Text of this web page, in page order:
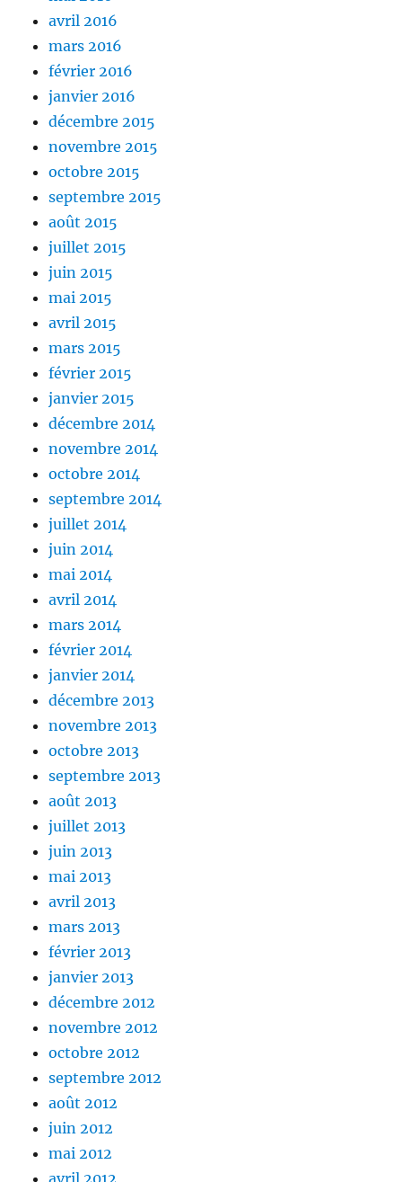
avril 2016
mars 2016
février 2016
janvier 2016
décembre 2015
novembre 2015
octobre 2015
septembre 2015
août 2015
juillet 2015
juin 2015
mai 2015
avril 2015
mars 2015
février 2015
janvier 2015
décembre 2014
novembre 2014
octobre 2014
septembre 2014
juillet 2014
juin 2014
mai 2014
avril 2014
mars 2014
février 2014
janvier 2014
décembre 2013
novembre 2013
octobre 2013
septembre 2013
août 2013
juillet 2013
juin 2013
mai 2013
avril 2013
mars 2013
février 2013
janvier 2013
décembre 2012
novembre 2012
octobre 2012
septembre 2012
août 2012
juin 2012
mai 2012
avril 2012